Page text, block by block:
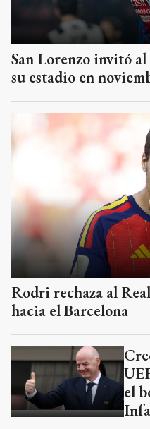
San Lorenzo invitó
su estadio en
Rodri rechaza al
hacia el Barcelona
el